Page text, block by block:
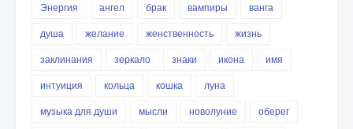
Энергия
ангел брак вампиры
ванга
душа
желание женственность
жизнь
заклинания
зеркало знаки икона
имя
интуиция
кольца кошка
луна
музыка для души
мысли новолуние
оберег